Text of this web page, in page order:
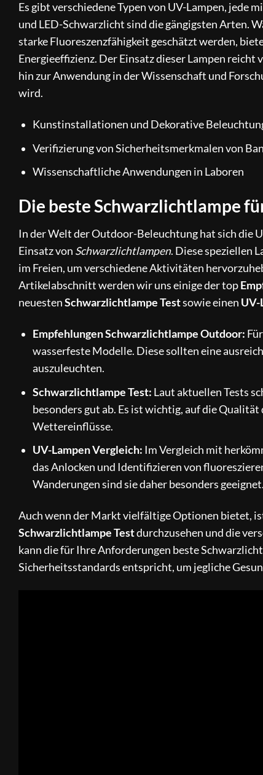
Es gibt verschiedene Typen von UV-Lampen, jede
und LED-Schwarzlicht sind die gängigsten Arten.
starke Fluoreszenzfähigkeit geschätzt werden,
Energieeffizienz. Der Einsatz dieser Lampen
hin zur Anwendung in der Wissenschaft und
wird.
Kunstinstallationen und Dekorative
Verifizierung von Sicherheitsmerkmalen von
Wissenschaftliche Anwendungen in Laboren
Die beste Schwarzlichtlampe
In der Welt der Outdoor-Beleuchtung hat sich die
Einsatz von Schwarzlichtlampen. Diese speziellen
im Freien, um verschiedene Aktivitäten
Artikelabschnitt werden wir uns einige der top
neuestenSchwarzlichtlampe Testsowie einen UV-
Empfehlungen Schwarzlichtlampe Outdoor:
wasserfeste Modelle. Diese sollten eine
auszuleuchten.
Schwarzlichtlampe Test: Laut aktuellen Tests
besonders gut ab. Es ist wichtig, auf die
Wettereinflüsse.
UV-Lampen Vergleich: Im Vergleich mit
das Anlocken und Identifizieren von
Wanderungen sind sie daher besonders geeignet.
Auch wenn der Markt vielfältige Optionen bietet,
Schwarzlichtlampe Testdurchzusehen und die
kann die für Ihre Anforderungen beste
Sicherheitsstandards entspricht, um jegliche